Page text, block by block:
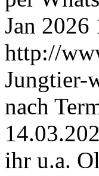
Jan 2026
http://
Jungtier-
nach
ihr u.a.